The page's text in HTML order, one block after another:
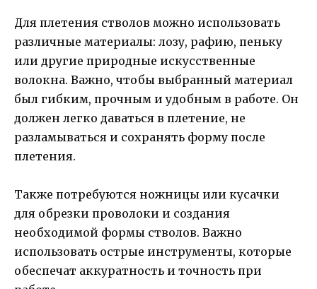
Для плетения стволов можно использовать
различные материалы: лозу, рафию, пеньку
или другие природные искусственные
волокна. Важно, чтобы выбранный материал
был гибким, прочным и удобным в работе. Он
должен легко даваться в плетение, не
разламываться и сохранять форму после
плетения.
Также потребуются ножницы или кусачки
для обрезки проволоки и создания
необходимой формы стволов. Важно
использовать острые инструменты, которые
обеспечат аккуратность и точность при